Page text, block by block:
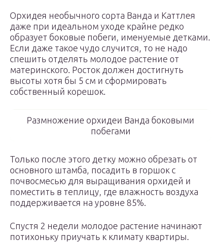
Орхидея необычного сорта Ванда и Каттлея
даже при идеальном уходе крайне редко
образует боковые побеги, именуемые детками.
Если даже такое чудо случится, то не надо
спешить отделять молодое растение от
материнского. Росток должен достигнуть
высоты хотя бы 5 см и сформировать
собственный корешок.
Размножение орхидеи Ванда боковыми
побегами
Только после этого детку можно обрезать от
основного штамба, посадить в горшок с
почвосмесью для выращивания орхидей и
поместить в теплицу, где влажность воздуха
поддерживается на уровне 85%.
Спустя 2 недели молодое растение начинают
потихоньку приучать к климату квартиры.